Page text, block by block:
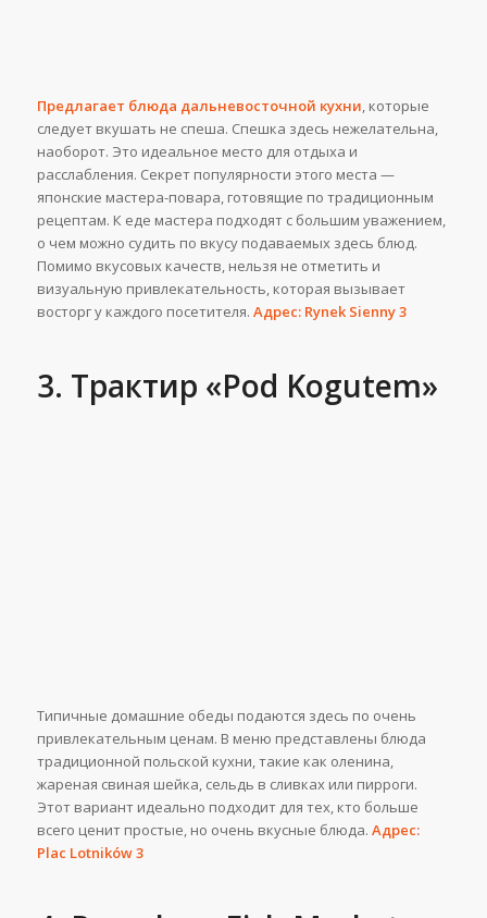
Предлагает блюда дальневосточной кухни , которые
следует вкушать не спеша. Спешка здесь нежелательна,
наоборот. Это идеальное место для отдыха и
расслабления. Секрет популярности этого места —
японские мастера-повара, готовящие по традиционным
рецептам. К еде мастера подходят с большим уважением,
о чем можно судить по вкусу подаваемых здесь блюд.
Помимо вкусовых качеств, нельзя не отметить и
визуальную привлекательность, которая вызывает
восторг у каждого посетителя. Адрес: Rynek Sienny 3
3. Трактир «Pod Kogutem»
Типичные домашние обеды подаются здесь по очень
привлекательным ценам. В меню представлены блюда
традиционной польской кухни, такие как оленина,
жареная свиная шейка, сельдь в сливках или пирроги.
Этот вариант идеально подходит для тех, кто больше
всего ценит простые, но очень вкусные блюда. Адрес:
Plac Lotników 3